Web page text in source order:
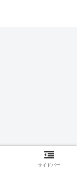
サイドバー